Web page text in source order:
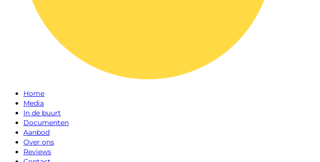
Home
Media
In de buurt
Documenten
Aanbod
Over ons
Reviews